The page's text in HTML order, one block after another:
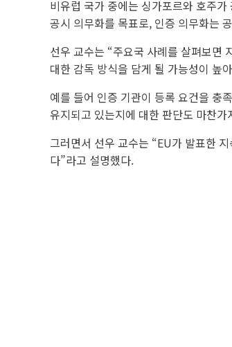
비유럽 국가 중에는 싱가포르와 호주
공시 의무화를 목표로, 인증 의무화는
선우 교수는 “주요국 사례를 살펴보면
대한 감독 방식을 담게 될 가능성이 높
예를 들어 인증 기관이 등록 요건을 충
유지되고 있는지에 대한 판단도 마찬가
그러면서 선우 교수는 “EU가 발표한
다”라고 설명했다.